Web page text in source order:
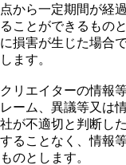
点から一定期間が経
ることができるもの
に損害が生じた場合
します。
クリエイターの情報
レーム、異議等又は
社が不適切と判断し
することなく、情報
ものとします。